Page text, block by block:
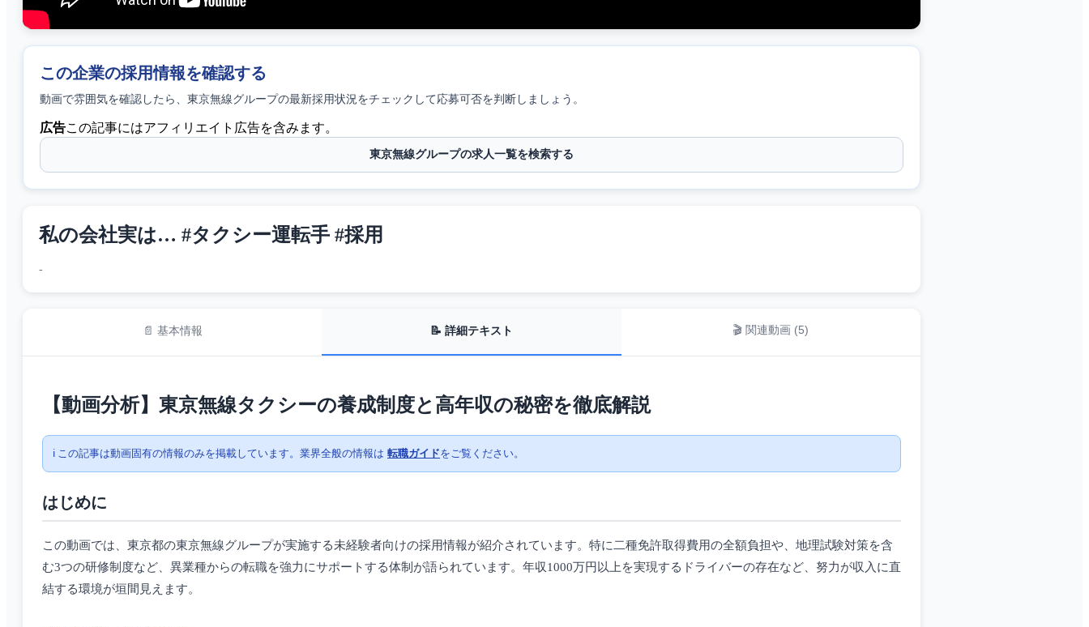
この企業の採用情報を確認する
動画で雰囲気を確認したら、 東京無線グループの最新採用状況をチェックして応募可否を判断しましょう。
広告この記事にはアフィリエイト広告を含みます。
東京無線グループの求人一覧を検索する
私の会社実は… #タクシー運転手 #採用
-
📄 基本情報 📝 詳細テキスト 🎬 関連動画 (5)
【動画分析】東京無線タクシーの養成制度と高年収の秘密を徹底解説
ℹ️ この記事は動画固有の情報のみを掲載しています。業界全般の情報は 転職ガイドをご覧ください。
はじめに
この動画では、東京都の東京無線グループが実施する未経験者向けの採用情報が紹介されています。特に二種免許取得費用の全額負担や、地理試験対策を含
む3つの研修制度など、異業種からの転職を強力にサポートする体制が語られています。年収1000万円以上を実現するドライバーの存在など、努力が収入に直
結する環境が垣間見えます。